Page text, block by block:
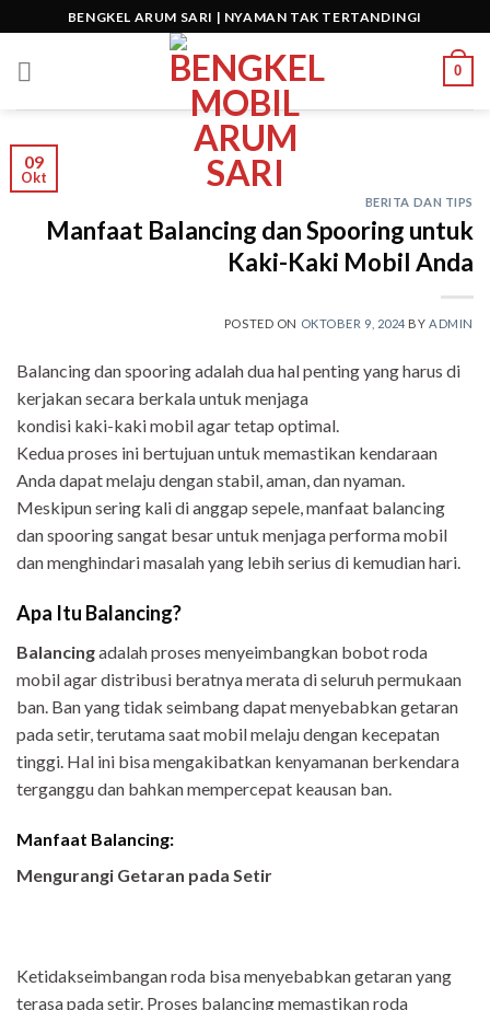
to
content
BENGKEL ARUM SARI | NYAMAN TAK TERTANDINGI
0
09
Okt
BERITA DAN TIPS
Manfaat Balancing dan Spooring untuk
Kaki-Kaki Mobil Anda
POSTED ON OKTOBER 9, 2024 BY ADMIN
Balancing dan spooring adalah dua hal penting yang harus di
kerjakan secara berkala untuk menjaga
kondisi kaki-kaki mobil agar tetap optimal.
Kedua proses ini bertujuan untuk memastikan kendaraan
Anda dapat melaju dengan stabil, aman, dan nyaman.
Meskipun sering kali di anggap sepele, manfaat balancing
dan spooring sangat besar untuk menjaga performa mobil
dan menghindari masalah yang lebih serius di kemudian hari.
Apa Itu Balancing?
Balancingadalah proses menyeimbangkan bobot roda
mobil agar distribusi beratnya merata di seluruh permukaan
ban. Ban yang tidak seimbang dapat menyebabkan getaran
pada setir, terutama saat mobil melaju dengan kecepatan
tinggi. Hal ini bisa mengakibatkan kenyamanan berkendara
terganggu dan bahkan mempercepat keausan ban.
Manfaat Balancing:
Mengurangi Getaran pada Setir
Ketidakseimbangan roda bisa menyebabkan getaran yang
terasa pada setir. Proses balancing memastikan roda